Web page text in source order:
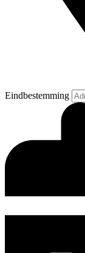
Eindbestemming